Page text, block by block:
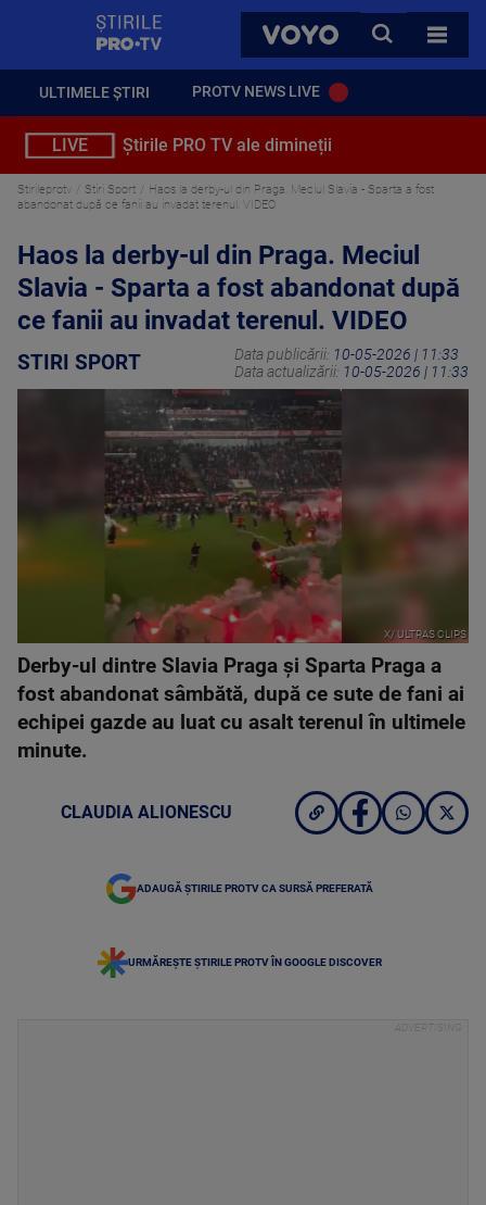
VOYO
CAUTA
TOATE
ULTIMELE ȘTIRI PROTV NEWS LIVE
LIVE Știrile PRO TV ale dimineții
Stirileprotv Stiri Sport
Haos la derby-ul din Praga. Meciul Slavia - Sparta a fost
abandonat după ce fanii au invadat terenul. VIDEO
Haos la derby-ul din Praga. Meciul
Slavia - Sparta a fost abandonat după
ce fanii au invadat terenul. VIDEO
STIRI SPORT Data publicării: 10-05-2026 | 11:33
Data actualizării: 10-05-2026 | 11:33
X/ ULTRAS CLIPS
Derby-ul dintre Slavia Praga şi Sparta Praga a
fost abandonat sâmbătă, după ce sute de fani ai
echipei gazde au luat cu asalt terenul în ultimele
minute.
CLAUDIA ALIONESCU
ADAUGĂ ȘTIRILE PROTV CA SURSĂ PREFERATĂ
URMĂREȘTE ȘTIRILE PROTV ÎN GOOGLE DISCOVER